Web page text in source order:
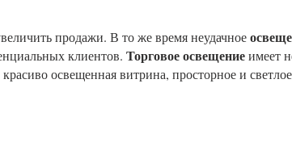
продажи. В то же время неудачное
клиентов. Торговое освещениеимеет
освещенная витрина, просторное и